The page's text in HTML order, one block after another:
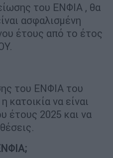
του ΕΝΦΙΑ , θα
ασφαλισμένη
έτους από το έτος
του ΕΝΦΙΑ του
κατοικία να είναι
έτους 2025 και να